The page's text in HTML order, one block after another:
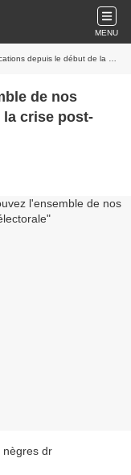
MENU
le début de la crise post-électorale
de nos
crise post-